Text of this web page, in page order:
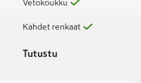
Vetokoukku
Kahdet renkaat
Tutustu